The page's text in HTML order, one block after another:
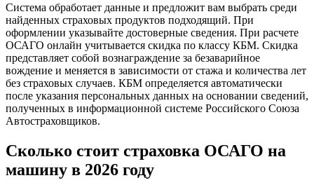
Система обработает данные и предложит вам выбрать среди
найденных страховых продуктов подходящий. При
оформлении указывайте достоверные сведения. При расчете
ОСАГО онлайн учитывается скидка по классу КБМ. Скидка
представляет собой вознаграждение за безаварийное
вождение и меняется в зависимости от стажа и количества лет
без страховых случаев. КБМ определяется автоматически
после указания персональных данных на основании сведений,
полученных в информационной системе Российского Союза
Автостраховщиков.
Сколько стоит страховка ОСАГО на
машину в 2026 году